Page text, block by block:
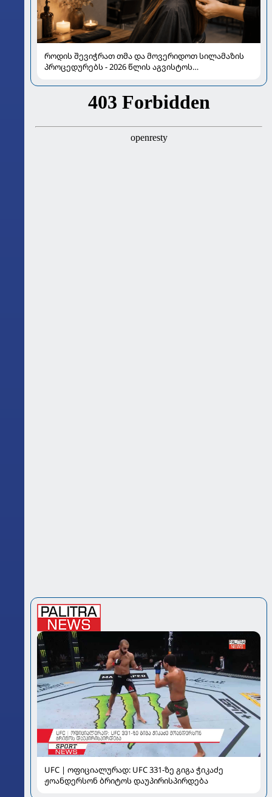
როდის შევიჭრათ თმა და მოვერიდოთ სილამაზის
პროცედურებს - 2026 წლის აგვისტოს
UFC | ოფიციალურად: UFC 331-ზე გიგა ჭიკაძე
ჟოანდერსონ ბრიტოს დაუპირისპირდება